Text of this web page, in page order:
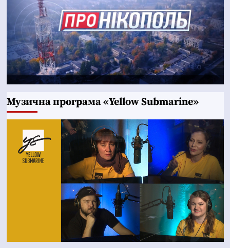
Музична програма «Yellow Submarine»